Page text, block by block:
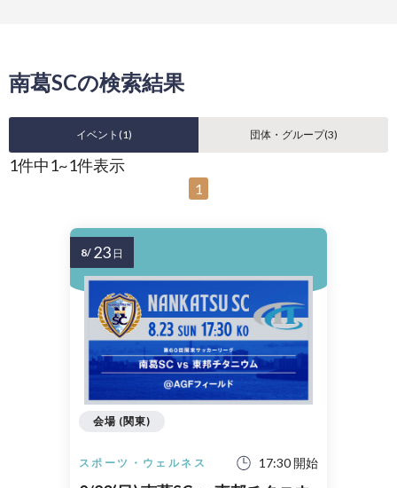
南葛SCの検索結果
イベント(1) 団体・グループ(3)
1件中1~1件表示
1
スポーツ・ウェルネス 17:30 開始
会場 (関東)
8/ 23 日